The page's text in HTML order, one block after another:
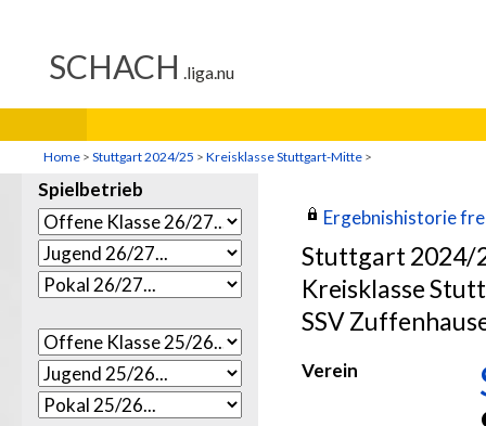
Home > Stuttgart 2024/25 > Kreisklasse Stuttgart-Mitte >
Spielbetrieb
Ergebnishistorie
Stuttgart 2024/
Kreisklasse
SSV
Verein